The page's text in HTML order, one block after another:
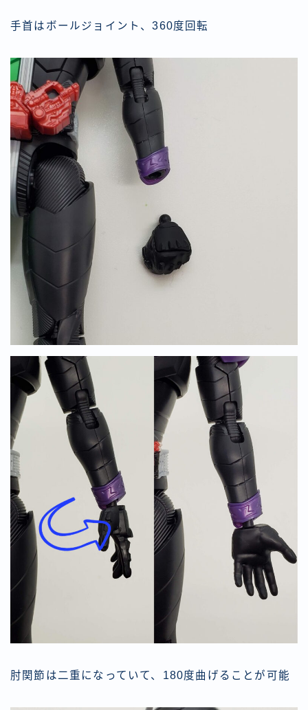
手首はボールジョイント、360度回転
肘関節は二重になっていて、180度曲げることが可能